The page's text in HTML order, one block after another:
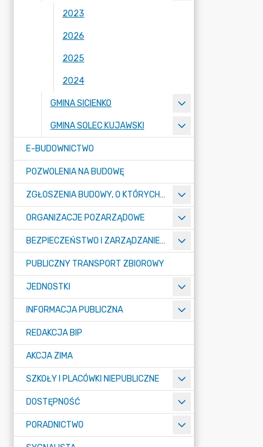
2023
2026
2025
2024
GMINA SICIENKO
GMINA SOLEC KUJAWSKI
E-BUDOWNICTWO
POZWOLENIA NA BUDOWĘ
ZGŁOSZENIA BUDOWY, O KTÓRYCH MOWA W ART. 29 UST. 1 PKT 1A, 2B I 19A USTAWY PRAWO BUDOWLANE
ORGANIZACJE POZARZĄDOWE
BEZPIECZEŃSTWO I ZARZĄDZANIE KRYZYSOWE
PUBLICZNY TRANSPORT ZBIOROWY
JEDNOSTKI
INFORMACJA PUBLICZNA
REDAKCJA BIP
AKCJA ZIMA
SZKOŁY I PLACÓWKI NIEPUBLICZNE
DOSTĘPNOŚĆ
PORADNICTWO